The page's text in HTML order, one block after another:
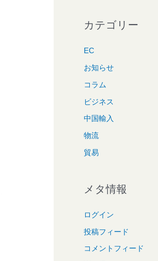
カテゴリー
EC
お知らせ
コラム
ビジネス
中国輸入
物流
貿易
メタ情報
ログイン
投稿フィード
コメントフィード